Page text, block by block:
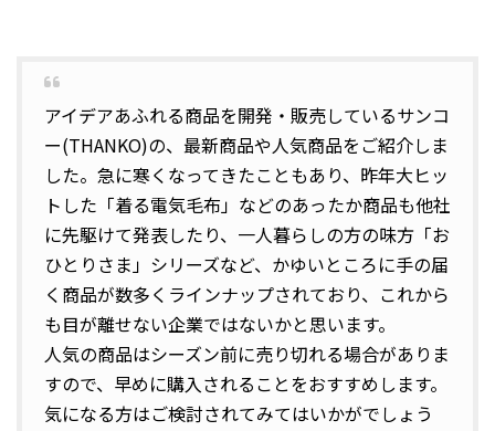
アイデアあふれる商品を開発・販売しているサンコ
ー(THANKO)の、最新商品や人気商品をご紹介しま
した。急に寒くなってきたこともあり、昨年大ヒッ
トした「着る電気毛布」などのあったか商品も他社
に先駆けて発表したり、一人暮らしの方の味方「お
ひとりさま」シリーズなど、かゆいところに手の届
く商品が数多くラインナップされており、これから
も目が離せない企業ではないかと思います。
人気の商品はシーズン前に売り切れる場合がありま
すので、早めに購入されることをおすすめします。
気になる方はご検討されてみてはいかがでしょう